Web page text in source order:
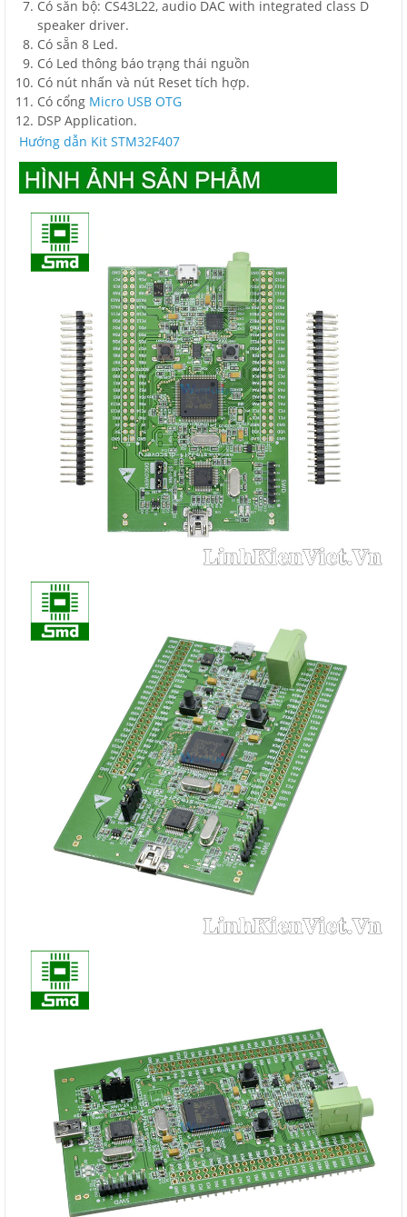
Có sẵn bộ: CS43L22, audio DAC with integrated class D
speaker driver.
Có sẵn 8 Led.
Có Led thông báo trạng thái nguồn
Có nút nhấn và nút Reset tích hợp.
Có cổng Micro USB OTG
DSP Application.
Hướng dẫn Kit STM32F407